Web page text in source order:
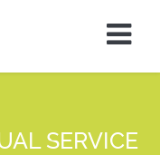
SERVICE